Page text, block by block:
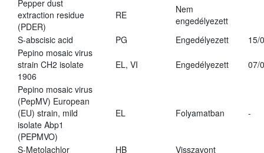
Pepper dust
extraction residue
(PDER)
RE
Nem
engedélyezett
S-abscisic acid
PG Engedélyezett
15/
Pepino mosaic virus
strain CH2 isolate
1906
EL, VI Engedélyezett 07/
Pepino mosaic virus
(PepMV) European
(EU) strain, mild
isolate Abp1
(PEPMVO)
EL Folyamatban -
S-Metolachlor HB
Visszavont